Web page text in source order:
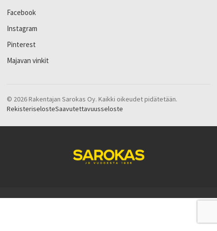
Facebook
Instagram
Pinterest
Majavan vinkit
© 2026 Rakentajan Sarokas Oy. Kaikki oikeudet pidätetään.
RekisteriselosteSaavutettavuusseloste